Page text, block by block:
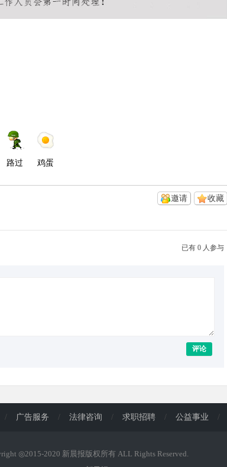
路过 鸡蛋
收藏
邀请
已有 0 人参与
评论
/ 广告服务 / 法律咨询 / 求职招聘 / 公益事业 /
◎2015-2020 新晨报版权所有 ALL Rights Reserved.